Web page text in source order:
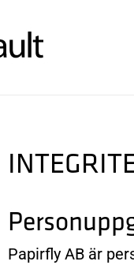
Papirfly AB är